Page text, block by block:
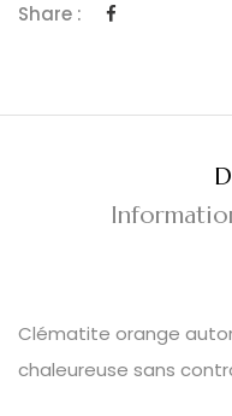
Share :
Clématite orange
chaleureuse sans